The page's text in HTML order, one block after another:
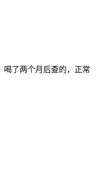
喝了两个月后查的，正常